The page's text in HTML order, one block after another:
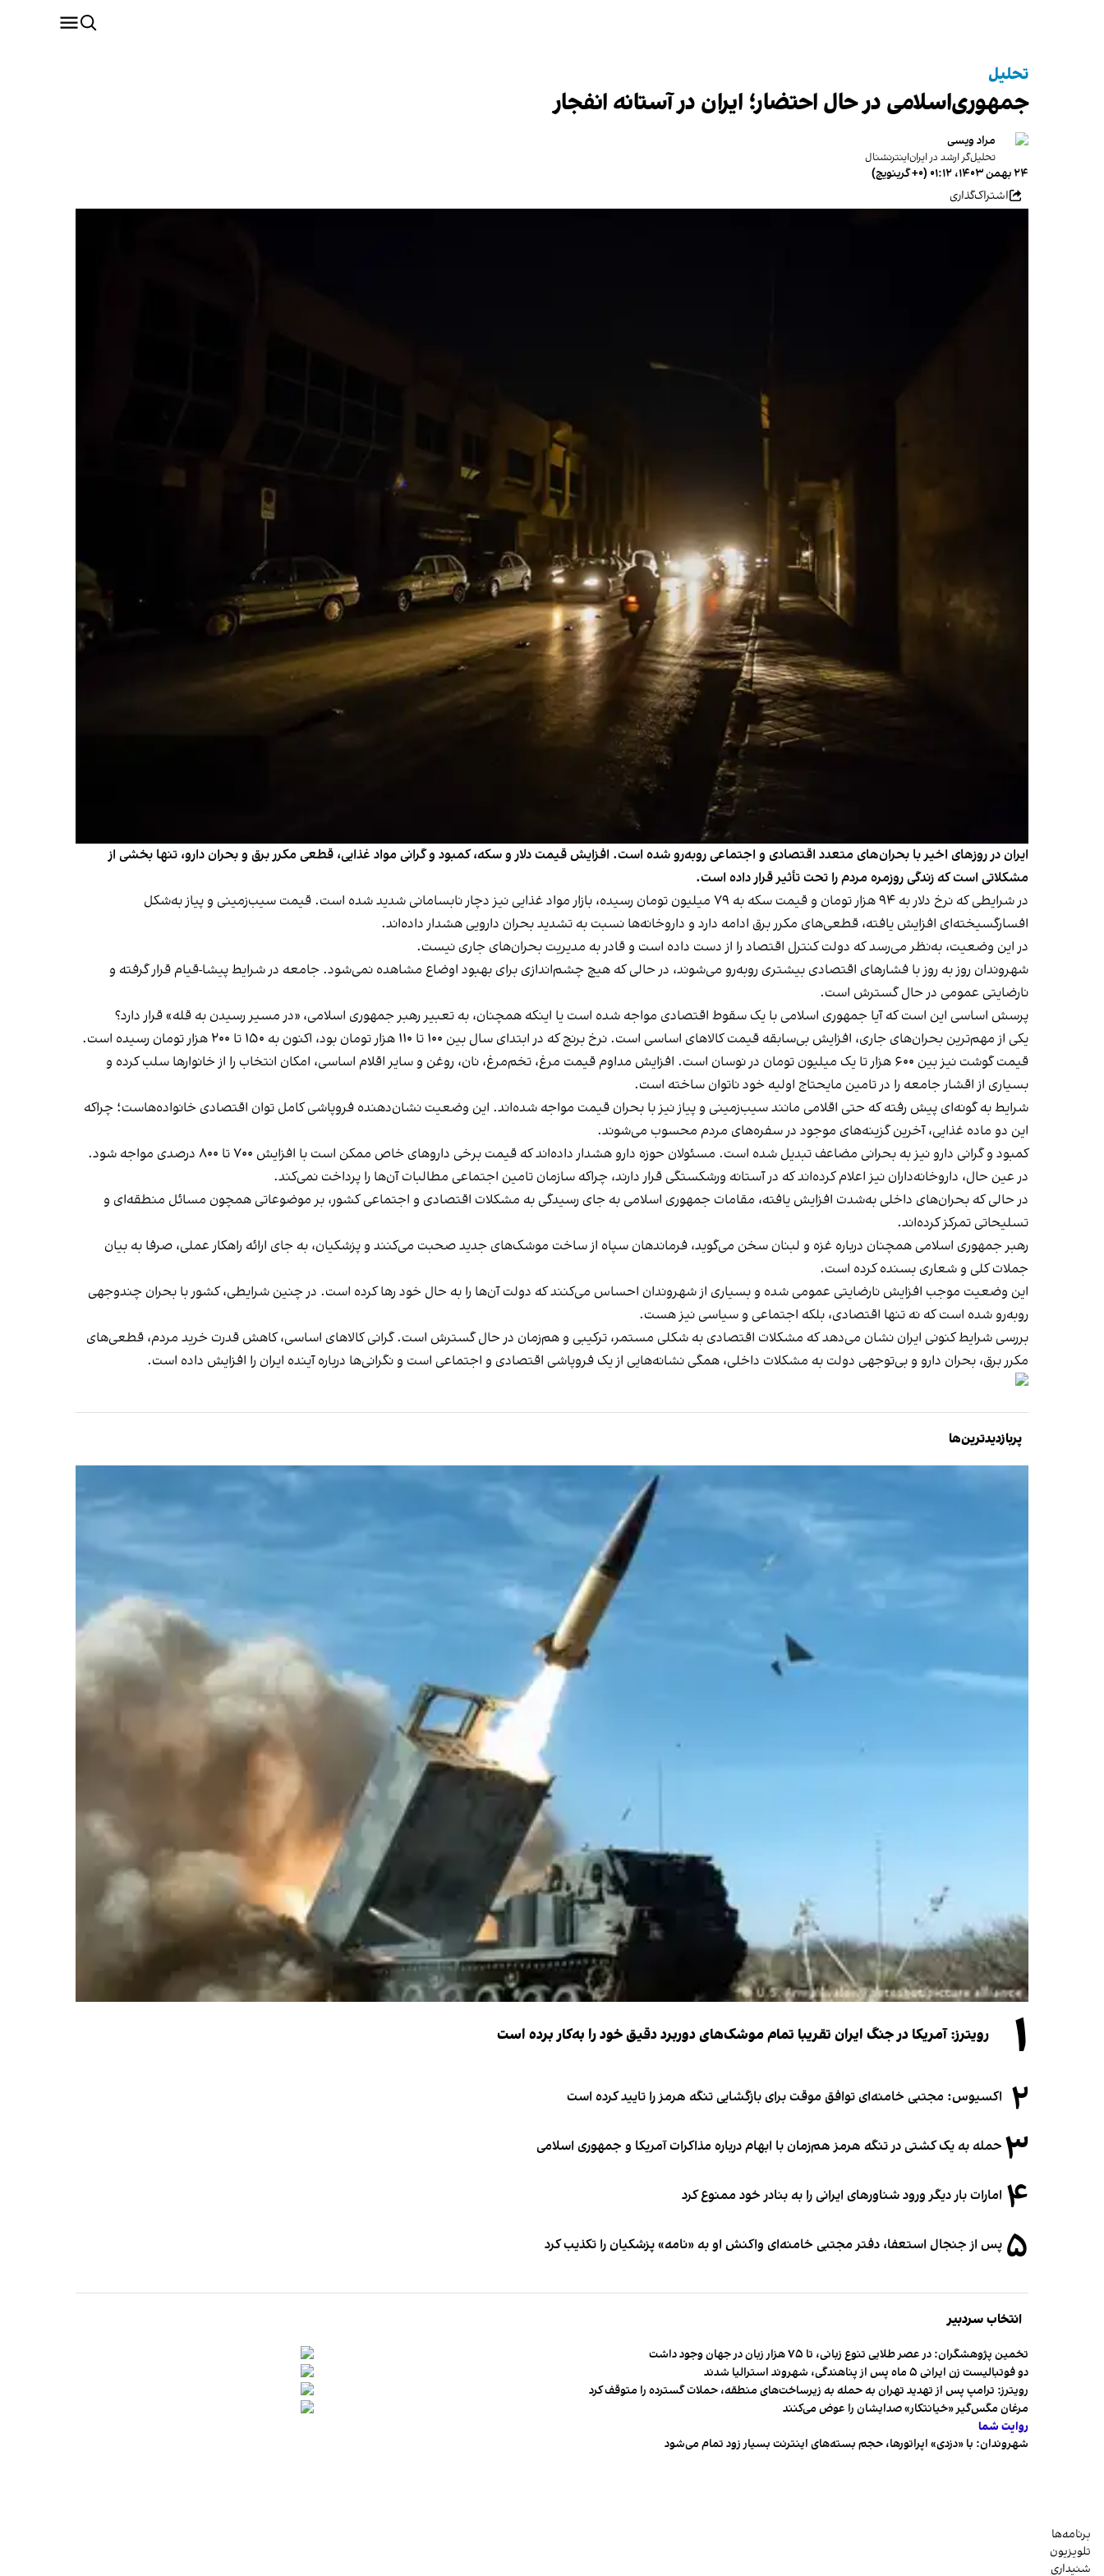
تحلیل
جمهوری‌اسلامی در حال احتضار؛ ایران در آستانه انفجار
مراد ویسی
تحلیل‌گر ارشد در ایران‌اینترنشنال
۲۴ بهمن ۱۴۰۳، ۰۱:۱۲ (‎+۰ گرینویچ)
اشتراک‌گذاری
ایران در روزهای اخیر با بحران‌های متعدد اقتصادی و اجتماعی روبه‌رو شده است. افزایش قیمت دلار و سکه، کمبود و گرانی مواد غذایی، قطعی مکرر برق و بحران دارو، تنها بخشی از
مشکلاتی است که زندگی روزمره مردم را تحت تأثیر قرار داده است.
در شرایطی که نرخ دلار به ۹۴ هزار تومان و قیمت سکه به ۷۹ میلیون تومان رسیده، بازار مواد غذایی نیز دچار نابسامانی شدید شده است. قیمت سیب‌زمینی و پیاز به‌شکل
افسارگسیخته‌ای افزایش یافته، قطعی‌های مکرر برق ادامه دارد و داروخانه‌ها نسبت به تشدید بحران دارویی هشدار داده‌اند.
در این وضعیت، به‌نظر می‌رسد که دولت کنترل اقتصاد را از دست داده است و قادر به مدیریت بحران‌های جاری نیست.
شهروندان روز به روز با فشارهای اقتصادی بیشتری روبه‌رو می‌شوند، در حالی که هیچ چشم‌اندازی برای بهبود اوضاع مشاهده نمی‌شود. جامعه در شرایط پیشا-قیام قرار گرفته و
نارضایتی عمومی در حال گسترش است.
پرسش اساسی این است که آیا جمهوری اسلامی با یک سقوط اقتصادی مواجه شده است یا اینکه همچنان، به تعبیر رهبر جمهوری اسلامی، «در مسیر رسیدن به قله» قرار دارد؟
یکی از مهم‌ترین بحران‌های جاری، افزایش بی‌سابقه قیمت کالاهای اساسی است. نرخ برنج که در ابتدای سال بین ۱۰۰ تا ۱۱۰ هزار تومان بود، اکنون به ۱۵۰ تا ۲۰۰ هزار تومان رسیده است.
قیمت گوشت نیز بین ۶۰۰ هزار تا یک میلیون تومان در نوسان است. افزایش مداوم قیمت مرغ، تخم‌مرغ، نان، روغن و سایر اقلام اساسی، امکان انتخاب را از خانوارها سلب کرده و
بسیاری از اقشار جامعه را در تامین مایحتاج اولیه خود ناتوان ساخته است.
شرایط به گونه‌ای پیش رفته که حتی اقلامی مانند سیب‌زمینی و پیاز نیز با بحران قیمت مواجه شده‌اند. این وضعیت نشان‌دهنده فروپاشی کامل توان اقتصادی خانواده‌هاست؛ چراکه
این دو ماده غذایی، آخرین گزینه‌های موجود در سفره‌های مردم محسوب می‌شوند.
کمبود و گرانی دارو نیز به بحرانی مضاعف تبدیل شده است. مسئولان حوزه دارو هشدار داده‌اند که قیمت برخی داروهای خاص ممکن است با افزایش ۷۰۰ تا ۸۰۰ درصدی مواجه شود.
در عین حال، داروخانه‌داران نیز اعلام کرده‌اند که در آستانه ورشکستگی قرار دارند، چراکه سازمان تامین اجتماعی مطالبات آن‌ها را پرداخت نمی‌کند.
در حالی که بحران‌های داخلی به‌شدت افزایش یافته، مقامات جمهوری اسلامی به جای رسیدگی به مشکلات اقتصادی و اجتماعی کشور، بر موضوعاتی همچون مسائل منطقه‌ای و
تسلیحاتی تمرکز کرده‌اند.
رهبر جمهوری اسلامی همچنان درباره غزه و لبنان سخن می‌گوید، فرماندهان سپاه از ساخت موشک‌های جدید صحبت می‌کنند و پزشکیان، به جای ارائه راهکار عملی، صرفا به بیان
جملات کلی و شعاری بسنده کرده است.
این وضعیت موجب افزایش نارضایتی عمومی شده و بسیاری از شهروندان احساس می‌کنند که دولت آن‌ها را به حال خود رها کرده است. در چنین شرایطی، کشور با بحران چندوجهی
روبه‌رو شده است که نه تنها اقتصادی، بلکه اجتماعی و سیاسی نیز هست.
بررسی شرایط کنونی ایران نشان می‌دهد که مشکلات اقتصادی به شکلی مستمر، ترکیبی و هم‌زمان در حال گسترش است. گرانی کالاهای اساسی، کاهش قدرت خرید مردم، قطعی‌های
مکرر برق، بحران دارو و بی‌توجهی دولت به مشکلات داخلی، همگی نشانه‌هایی از یک فروپاشی اقتصادی و اجتماعی است و نگرانی‌ها درباره آینده ایران را افزایش داده است.
پربازدیدترین‌ها
۱ رویترز: آمریکا در جنگ ایران تقریبا تمام موشک‌های دوربرد دقیق خود را به‌کار برده است
۲ اکسیوس: مجتبی خامنه‌ای توافق موقت برای بازگشایی تنگه هرمز را تایید کرده است
۳ حمله به یک کشتی در تنگه هرمز هم‌زمان با ابهام درباره مذاکرات آمریکا و جمهوری اسلامی
۴ امارات بار دیگر ورود شناورهای ایرانی را به بنادر خود ممنوع کرد
۵ پس از جنجال استعفا، دفتر مجتبی خامنه‌ای واکنش او به «نامه» پزشکیان را تکذیب کرد
انتخاب سردبیر
تخمین پژوهشگران: در عصر طلایی تنوع زبانی، تا ۷۵ هزار زبان در جهان وجود داشت
دو فوتبالیست زن ایرانی ۵ ماه پس از پناهندگی، شهروند استرالیا شدند
رویترز: ترامپ پس از تهدید تهران به حمله به زیرساخت‌های منطقه، حملات گسترده را متوقف کرد
مرغان مگس‌گیر «خیانتکار» صدایشان را عوض می‌کنند
روایت شما
شهروندان:‌ با «دزدی» اپراتورها، حجم بسته‌های اینترنت بسیار زود تمام می‌شود
برنامه‌ها
تلویزیون
شنیداری